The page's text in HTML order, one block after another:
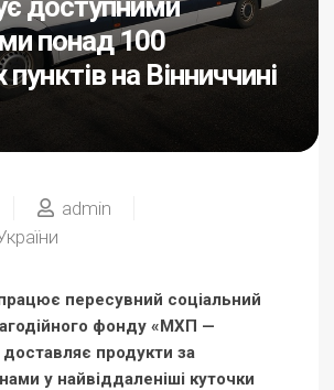
доступними
понад 100
на Вінниччині
admin
пересувний соціальний
фонду «МХП —
доставляє продукти за
у найвіддаленіші куточки